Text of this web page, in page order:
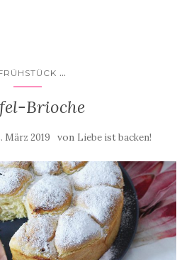
...
Brioche
März 2019 von Liebe ist backen!